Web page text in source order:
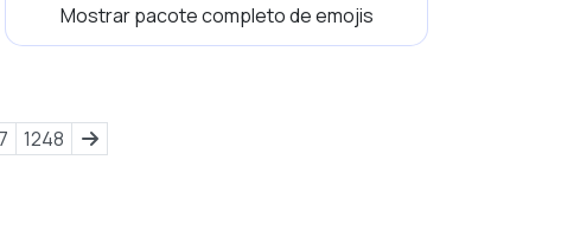
Mostrar pacote completo de emojis
1248